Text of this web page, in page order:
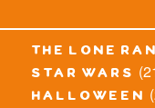
the lone
star wars
halloween